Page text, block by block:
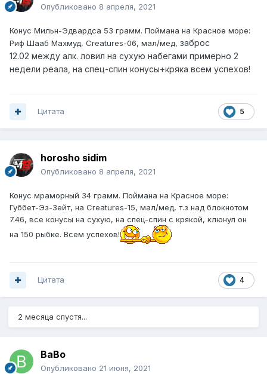
Опубликовано 8 апреля, 2021
Конус Мильн-Эдвардса 53 грамм. Поймана на Красное море:
Риф Шааб Махмуд, Creatures-06, мал/мед, заброс
12.02 между алк. ловил на сухую набегами примерно 2
недели реала, на спец-спин конусы+кряка всем успехов!
5
Цитата
horosho sidim
Опубликовано 8 апреля, 2021
Конус мраморный 34 грамм. Поймана на Красное море:
Губбет-Эз-Зейт, на Creatures-15, мал/мед, т.з над блокнотом
7.46, все конусы на сухую, на спец-спин с крякой, клюнул он
на 150 рыбке. Всем успехов!
4
Цитата
2 месяца спустя...
BaBo
Опубликовано 21 июня, 2021